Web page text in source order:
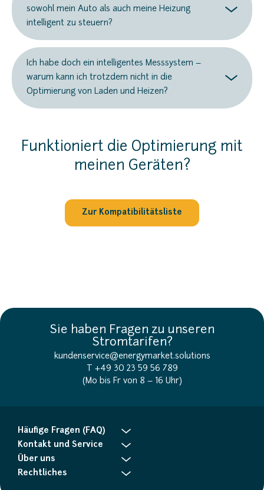
sowohl mein Auto als auch meine Heizung
intelligent zu steuern?
Ich habe doch ein intelligentes Messsystem –
warum kann ich trotzdem nicht in die
Optimierung von Laden und Heizen?
Funktioniert die Optimierung mit
meinen Geräten?
Zur Kompatibilitätsliste
Sie haben Fragen zu unseren
Stromtarifen?
kundenservice@energymarket.solutions
T +49 30 23 59 56 789
(Mo bis Fr von 8 – 16 Uhr)
Häufige Fragen (FAQ)
Kontakt und Service
Über uns
Rechtliches